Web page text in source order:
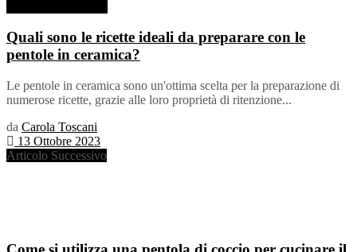
Quali sono le ricette ideali da preparare con le
pentole in ceramica?
Le pentole in ceramica sono un'ottima scelta per la preparazione di
numerose ricette, grazie alle loro proprietà di ritenzione...
da Carola Toscani
13 Ottobre 2023
Articolo Successivo